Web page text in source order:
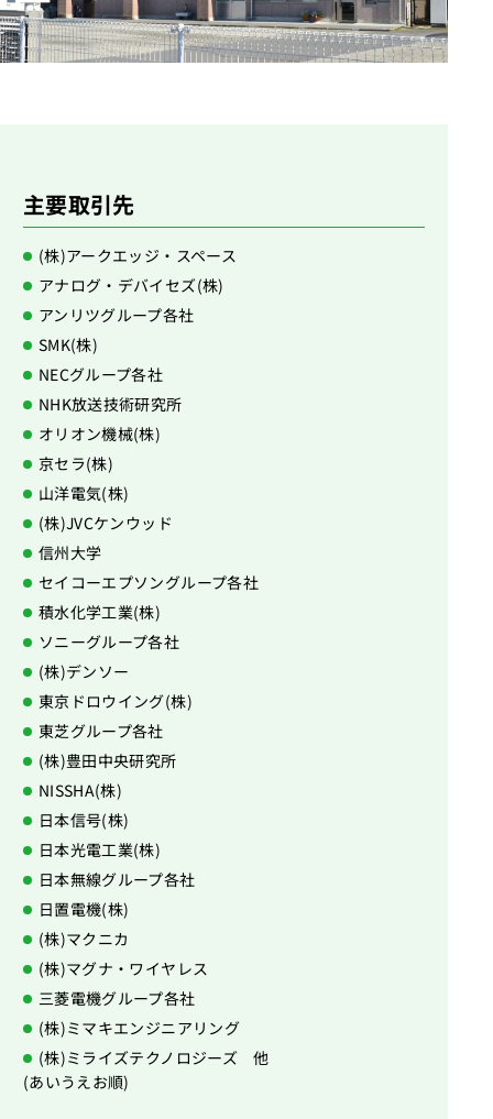
主要取引先
(株)アークエッジ・スペース
アナログ・デバイセズ(株)
アンリツグループ各社
SMK(株)
NECグループ各社
NHK放送技術研究所
オリオン機械(株)
京セラ(株)
山洋電気(株)
(株)JVCケンウッド
信州大学
セイコーエプソングループ各社
積水化学工業(株)
ソニーグループ各社
(株)デンソー
東京ドロウイング(株)
東芝グループ各社
(株)豊田中央研究所
NISSHA(株)
日本信号(株)
日本光電工業(株)
日本無線グループ各社
日置電機(株)
(株)マクニカ
(株)マグナ・ワイヤレス
三菱電機グループ各社
(株)ミマキエンジニアリング
(株)ミライズテクノロジーズ 他
(あいうえお順)